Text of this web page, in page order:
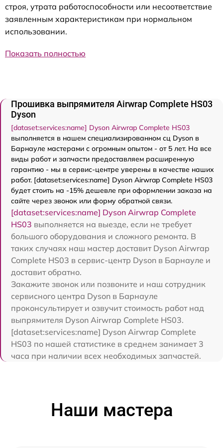
строя, утрата работоспособности или несоответствие
заявленным характеристикам при нормальном
использовании.
Показать полностью
Прошивка выпрямителя Airwrap Complete HS03
Dyson
[dataset:services:name] Dyson Airwrap Complete HS03
выполняется в нашем специализированном сц Dyson в
Барнауле мастерами с огромным опытом - от 5 лет. На все
виды работ и запчасти предоставляем расширенную
гарантию - мы в сервис-центре уверены в качестве наших
работ. [dataset:services:name] Dyson Airwrap Complete HS03
будет стоить на -15% дешевле при оформлении заказа на
сайте через звонок или форму обратной связи.
[dataset:services:name] Dyson Airwrap Complete
HS03 выполняется на выезде, если не требует
большого оборудования и сложного ремонта. В
таких случаях наш мастер доставит Dyson Airwrap
Complete HS03 в сервис-центр Dyson в Барнауле и
доставит обратно.
Закажите звонок или позвоните и наш сотрудник
сервисного центра Dyson в Барнауле
проконсультирует и озвучит стоимость работ над
выпрямителя Dyson Airwrap Complete HS03.
[dataset:services:name] Dyson Airwrap Complete
HS03 по нашей статистике в среднем занимает 3
часа при наличии всех необходимых запчастей.
Наши мастера